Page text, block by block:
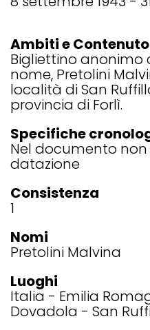
Ambiti e Contenuto
Bigliettino anonimo
nome, Pretolini
località di San
provincia di Forlì.
Specifiche
Nel documento
datazione
Consistenza
1
Nomi
Pretolini Malvina
Luoghi
Italia Emilia
Dovadola
San